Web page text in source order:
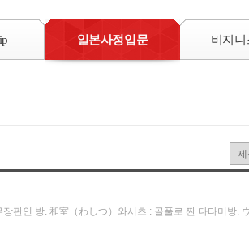
일본사정입문 비지니
판인 방. 和室（わしつ）와시츠 : 골풀로 짠 다타미방.